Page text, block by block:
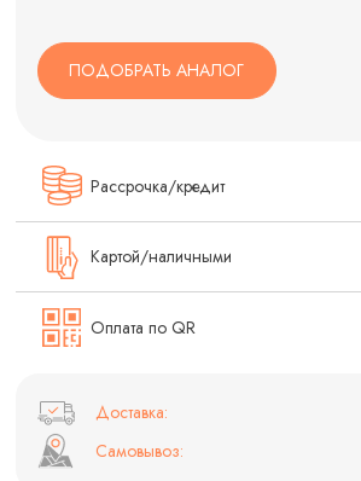
ПОДОБРАТЬ АНАЛОГ
Рассрочка/кредит
Картой/наличными
Оплата по QR
Доставка:
Самовывоз: